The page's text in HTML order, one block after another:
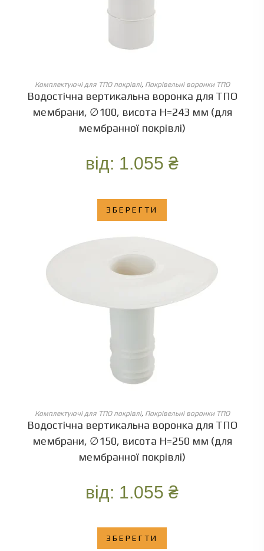
ОБЕРІТЬ ОПЦІЇ
Комплектуючі для ТПО покрівлі, Покрівельні воронки ТПО
Водостічна вертикальна воронка для ТПО
мембрани, ∅100, висота Н=243 мм (для
мембранної покрівлі)
від: 1.055 ₴
ЗБЕРЕГТИ
ОБЕРІТЬ ОПЦІЇ
Комплектуючі для ТПО покрівлі, Покрівельні воронки ТПО
Водостічна вертикальна воронка для ТПО
мембрани, ∅150, висота Н=250 мм (для
мембранної покрівлі)
від: 1.055 ₴
ЗБЕРЕГТИ